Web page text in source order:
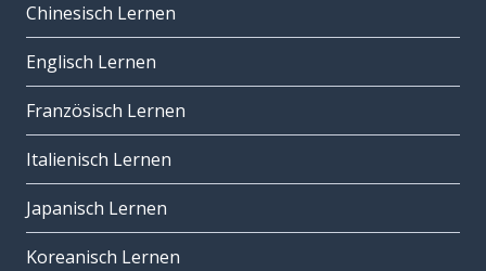
Chinesisch Lernen
Englisch Lernen
Französisch Lernen
Italienisch Lernen
Japanisch Lernen
Koreanisch Lernen